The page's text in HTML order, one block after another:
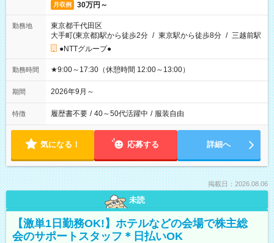
月収例 30万円～
勤務地
東京都千代田区
大手町(東京都)駅から徒歩2分 / 東京駅から徒歩8分 / 三越前駅
●NTTグループ●
勤務時間 ★9:00～17:30（休憩時間 12:00～13:00）
期間 2026年9月～
特徴 履歴書不要 / 40～50代活躍中 / 服装自由
気になる！ 応募する 詳細へ
掲載日：2026.08.06
未読
【激単1日勤務OK!】ホテルなどの会場で株主総
会のサポートスタッフ＊日払いOK